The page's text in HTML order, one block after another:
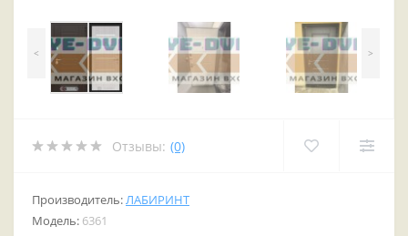
< >
Отзывы: (0)
Производитель:ЛАБИРИНТ
Модель: 6361